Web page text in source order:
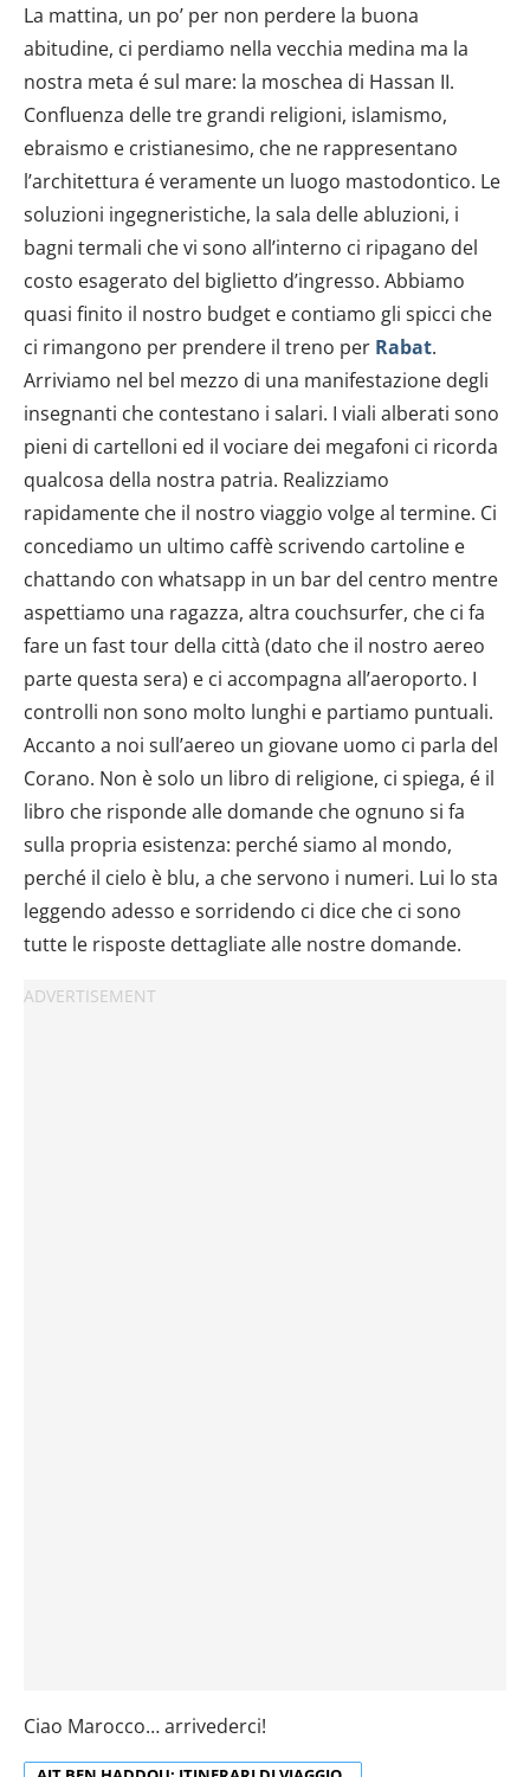
La mattina, un po’ per non perdere la buona
abitudine, ci perdiamo nella vecchia medina ma la
nostra meta é sul mare: la moschea di Hassan II.
Confluenza delle tre grandi religioni, islamismo,
ebraismo e cristianesimo, che ne rappresentano
l’architettura é veramente un luogo mastodontico. Le
soluzioni ingegneristiche, la sala delle abluzioni, i
bagni termali che vi sono all’interno ci ripagano del
costo esagerato del biglietto d’ingresso. Abbiamo
quasi finito il nostro budget e contiamo gli spicci che
ci rimangono per prendere il treno per Rabat.
Arriviamo nel bel mezzo di una manifestazione degli
insegnanti che contestano i salari. I viali alberati sono
pieni di cartelloni ed il vociare dei megafoni ci ricorda
qualcosa della nostra patria. Realizziamo
rapidamente che il nostro viaggio volge al termine. Ci
concediamo un ultimo caffè scrivendo cartoline e
chattando con whatsapp in un bar del centro mentre
aspettiamo una ragazza, altra couchsurfer, che ci fa
fare un fast tour della città (dato che il nostro aereo
parte questa sera) e ci accompagna all’aeroporto. I
controlli non sono molto lunghi e partiamo puntuali.
Accanto a noi sull’aereo un giovane uomo ci parla del
Corano. Non è solo un libro di religione, ci spiega, é il
libro che risponde alle domande che ognuno si fa
sulla propria esistenza: perché siamo al mondo,
perché il cielo è blu, a che servono i numeri. Lui lo sta
leggendo adesso e sorridendo ci dice che ci sono
tutte le risposte dettagliate alle nostre domande.
Ciao Marocco… arrivederci!